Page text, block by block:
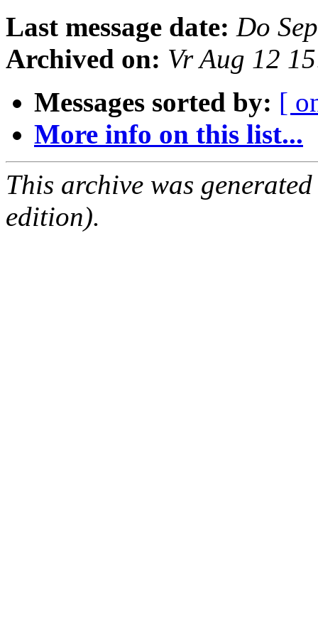
Last message date: Do
Archived on: Vr Aug 12
Messages sorted by: [
More info on this list...
This archive was
edition).